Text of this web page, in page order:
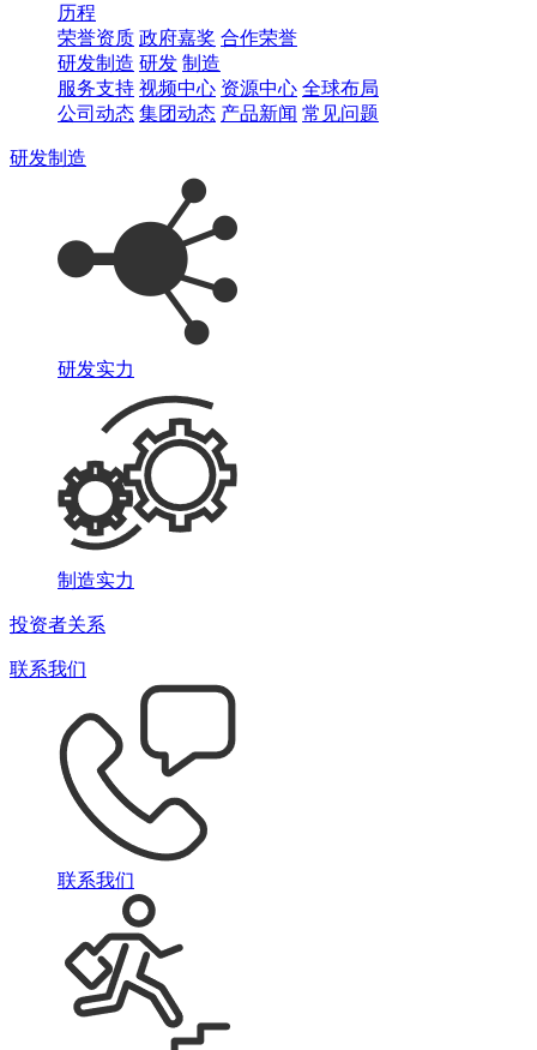
历程
荣誉资质 政府嘉奖 合作荣誉
研发制造 研发 制造
服务支持 视频中心 资源中心 全球布局
公司动态 集团动态 产品新闻 常见问题
研发制造
研发实力
制造实力
投资者关系
联系我们
联系我们